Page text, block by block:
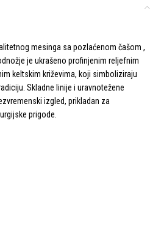
mesinga sa pozlaćenom čašom ,
je ukrašeno profinjenim reljefnim
keltskim križevima, koji simboliziraju
Skladne linije i uravnotežene
izgled, prikladan za
prigode.